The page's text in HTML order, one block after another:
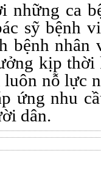
những ca
sỹ bệnh
bệnh nhân
kịp
nỗ lực
ứng nhu
dân.